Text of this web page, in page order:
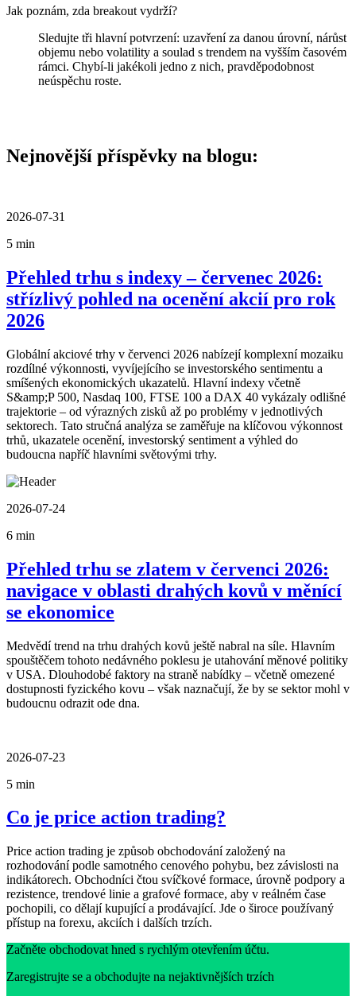
Jak poznám, zda breakout vydrží?
Sledujte tři hlavní potvrzení: uzavření za danou úrovní, nárůst
objemu nebo volatility a soulad s trendem na vyšším časovém
rámci. Chybí-li jakékoli jedno z nich, pravděpodobnost
neúspěchu roste.
Nejnovější příspěvky na blogu:
2026-07-31
5 min
Přehled trhu s indexy – červenec 2026:
střízlivý pohled na ocenění akcií pro rok
2026
Globální akciové trhy v červenci 2026 nabízejí komplexní mozaiku
rozdílné výkonnosti, vyvíjejícího se investorského sentimentu a
smíšených ekonomických ukazatelů. Hlavní indexy včetně
S&amp;P 500, Nasdaq 100, FTSE 100 a DAX 40 vykázaly odlišné
trajektorie – od výrazných zisků až po problémy v jednotlivých
sektorech. Tato stručná analýza se zaměřuje na klíčovou výkonnost
trhů, ukazatele ocenění, investorský sentiment a výhled do
budoucna napříč hlavními světovými trhy.
2026-07-24
6 min
Přehled trhu se zlatem v červenci 2026:
navigace v oblasti drahých kovů v měnící
se ekonomice
Medvědí trend na trhu drahých kovů ještě nabral na síle. Hlavním
spouštěčem tohoto nedávného poklesu je utahování měnové politiky
v USA. Dlouhodobé faktory na straně nabídky – včetně omezené
dostupnosti fyzického kovu – však naznačují, že by se sektor mohl v
budoucnu odrazit ode dna.
2026-07-23
5 min
Co je price action trading?
Price action trading je způsob obchodování založený na
rozhodování podle samotného cenového pohybu, bez závislosti na
indikátorech. Obchodníci čtou svíčkové formace, úrovně podpory a
rezistence, trendové linie a grafové formace, aby v reálném čase
pochopili, co dělají kupující a prodávající. Jde o široce používaný
přístup na forexu, akciích i dalších trzích.
Začněte obchodovat hned s rychlým otevřením účtu.
Zaregistrujte se a obchodujte na nejaktivnějších trzích